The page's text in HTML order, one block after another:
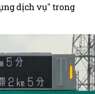
dịch vụ" trong